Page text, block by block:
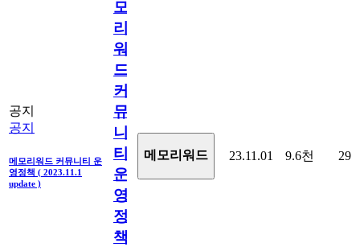
공지
공지
메모리워드 커뮤니티 운
영정책 ( 2023.11.1
update )
모
리
워
드
커
뮤
니
티
운
영
정
책
메모리워드 23.11.01 9.6천 29